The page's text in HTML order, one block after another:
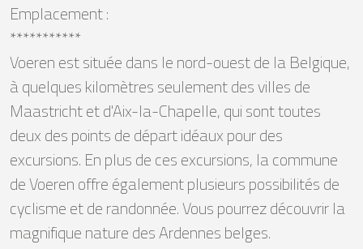
Emplacement :
***********
Voeren est située dans le nord-ouest de la Belgique,
à quelques kilomètres seulement des villes de
Maastricht et d'Aix-la-Chapelle, qui sont toutes
deux des points de départ idéaux pour des
excursions. En plus de ces excursions, la commune
de Voeren offre également plusieurs possibilités de
cyclisme et de randonnée. Vous pourrez découvrir la
magnifique nature des Ardennes belges.